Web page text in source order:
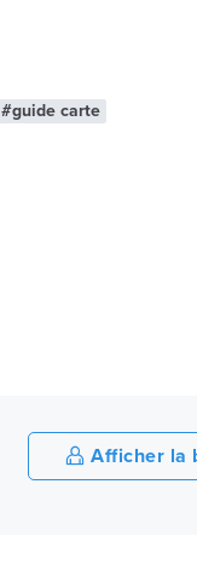
#guide carte
Afficher la